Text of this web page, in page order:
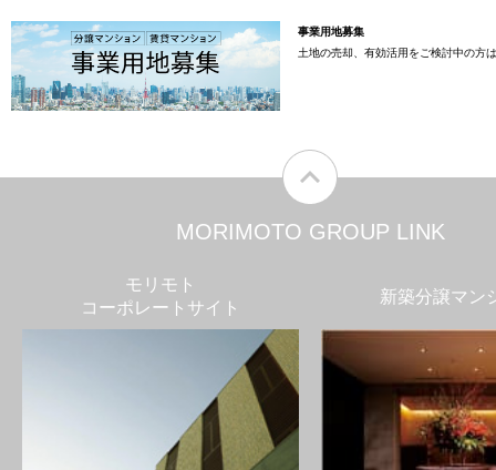
事業用地募集
土地の売却、有効活用をご検討中の方
MORIMOTO GROUP LINK
モリモト
コーポレートサイト
新築分譲マン